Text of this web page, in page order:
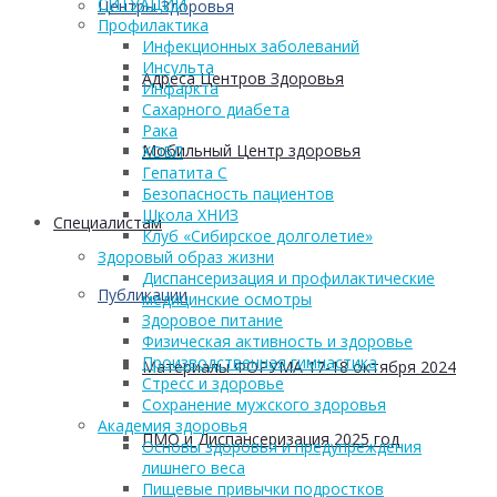
Центры Здоровья
Адреса Центров Здоровья
Мобильный Центр здоровья
Cпециалистам
Публикации
Материалы ФОРУМА 17-18 октября 2024
ПМО и Диспансеризация 2025 год
Профилактика
Инфекционных заболеваний
Инсульта
Инфаркта
Сахарного диабета
Рака
ХОБЛ
Гепатита С
Безопасность пациентов
Школа ХНИЗ
Клуб «Сибирское долголетие»
Здоровый образ жизни
Диспансеризация и профилактические
медицинские осмотры
Здоровое питание
Физическая активность и здоровье
Производственная гимнастика
Стресс и здоровье
Сохранение мужского здоровья
Академия здоровья
Основы здоровья и предупреждения
лишнего веса
Пищевые привычки подростков